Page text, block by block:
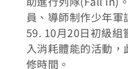
員、導師制作少年軍
59. 10月20日初級組
入消耗體能的活動
修時間。